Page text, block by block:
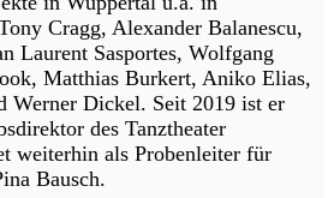
Cragg, Alexander Balanescu,
Laurent Sasportes, Wolfgang
Matthias Burkert, Aniko Elias,
Werner Dickel. Seit 2019 ist er
des Tanztheater
weiterhin als Probenleiter für
Bausch.